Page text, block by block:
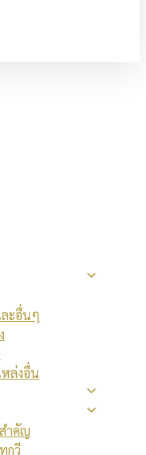
ะอื่นๆ
ล่งอื่น
ำคัญ
กวี